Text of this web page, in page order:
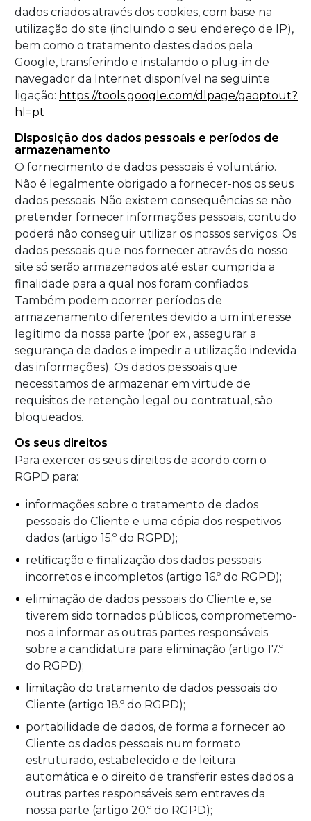
dados criados através dos cookies, com base na
utilização do site (incluindo o seu endereço de IP),
bem como o tratamento destes dados pela
Google, transferindo e instalando o plug-in de
navegador da Internet disponível na seguinte
ligação: https://tools.google.com/dlpage/gaoptout?
hl=pt
Disposição dos dados pessoais e períodos de
armazenamento
O fornecimento de dados pessoais é voluntário.
Não é legalmente obrigado a fornecer-nos os seus
dados pessoais. Não existem consequências se não
pretender fornecer informações pessoais, contudo
poderá não conseguir utilizar os nossos serviços. Os
dados pessoais que nos fornecer através do nosso
site só serão armazenados até estar cumprida a
finalidade para a qual nos foram confiados.
Também podem ocorrer períodos de
armazenamento diferentes devido a um interesse
legítimo da nossa parte (por ex., assegurar a
segurança de dados e impedir a utilização indevida
das informações). Os dados pessoais que
necessitamos de armazenar em virtude de
requisitos de retenção legal ou contratual, são
bloqueados.
Os seus direitos
Para exercer os seus direitos de acordo com o
RGPD para:
informações sobre o tratamento de dados
pessoais do Cliente e uma cópia dos respetivos
dados (artigo 15.º do RGPD);
retificação e finalização dos dados pessoais
incorretos e incompletos (artigo 16.º do RGPD);
eliminação de dados pessoais do Cliente e, se
tiverem sido tornados públicos, comprometemo-
nos a informar as outras partes responsáveis
sobre a candidatura para eliminação (artigo 17.º
do RGPD);
limitação do tratamento de dados pessoais do
Cliente (artigo 18.º do RGPD);
portabilidade de dados, de forma a fornecer ao
Cliente os dados pessoais num formato
estruturado, estabelecido e de leitura
automática e o direito de transferir estes dados a
outras partes responsáveis sem entraves da
nossa parte (artigo 20.º do RGPD);